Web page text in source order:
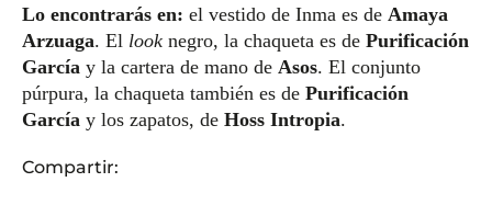
Lo encontrarás en: el vestido de Inma es de Amaya
Arzuaga. El look negro, la chaqueta es de Purificación
García y la cartera de mano de Asos. El conjunto
púrpura, la chaqueta también es de Purificación
García y los zapatos, de Hoss Intropia.
Compartir: